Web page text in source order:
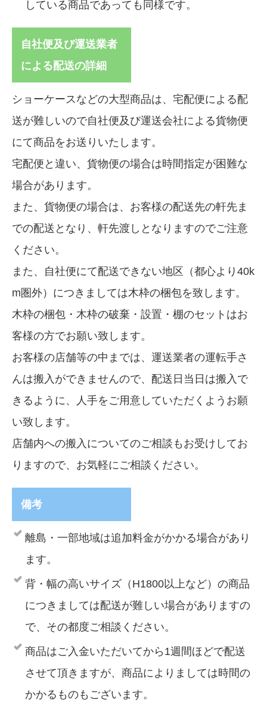
している商品であっても同様です。
自社便及び運送業者
による配送の詳細
ショーケースなどの大型商品は、宅配便による配
送が難しいので自社便及び運送会社による貨物便
にて商品をお送りいたします。
宅配便と違い、貨物便の場合は時間指定が困難な
場合があります。
また、貨物便の場合は、お客様の配送先の軒先ま
での配送となり、軒先渡しとなりますのでご注意
ください。
また、自社便にて配送できない地区（都心より40k
m圏外）につきましては木枠の梱包を致します。
木枠の梱包・木枠の破棄・設置・棚のセットはお
客様の方でお願い致します。
お客様の店舗等の中までは、運送業者の運転手さ
んは搬入ができませんので、配送日当日は搬入で
きるように、人手をご用意していただくようお願
い致します。
店舗内への搬入についてのご相談もお受けしてお
りますので、お気軽にご相談ください。
備考
離島・一部地域は追加料金がかかる場合があり
ます。
背・幅の高いサイズ（H1800以上など）の商品
につきましては配送が難しい場合がありますの
で、その都度ご相談ください。
商品はご入金いただいてから1週間ほどで配送
させて頂きますが、商品によりましては時間の
かかるものもございます。